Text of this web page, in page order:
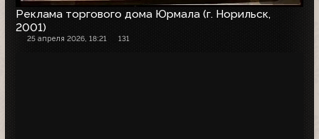
Реклама торгового дома Юрмала (г. Норильск,
2001)
25 апреля 2026, 18:21 131